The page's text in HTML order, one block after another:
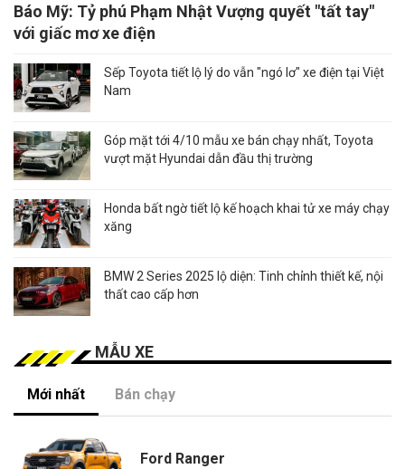
Báo Mỹ: Tỷ phú Phạm Nhật Vượng quyết "tất tay"
với giấc mơ xe điện
Sếp Toyota tiết lộ lý do vẫn "ngó lơ" xe điện tại Việt
Nam
Góp mặt tới 4/10 mẫu xe bán chạy nhất, Toyota
vượt mặt Hyundai dẫn đầu thị trường
Honda bất ngờ tiết lộ kế hoạch khai tử xe máy chạy
xăng
BMW 2 Series 2025 lộ diện: Tinh chỉnh thiết kế, nội
thất cao cấp hơn
MẪU XE
Mới nhất Bán chạy
Ford Ranger